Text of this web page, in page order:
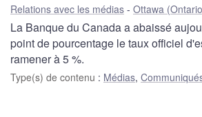
Relations avec les médias Ottawa
La Banque du Canada a abaissé
point de pourcentage le taux officiel
ramener à 5 %.
Type(s) de contenu : Médias,